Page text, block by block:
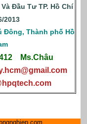
Đầu Tư TP. Hồ Chí
2013
Đông, Thành phố Hồ
Ms.Châu